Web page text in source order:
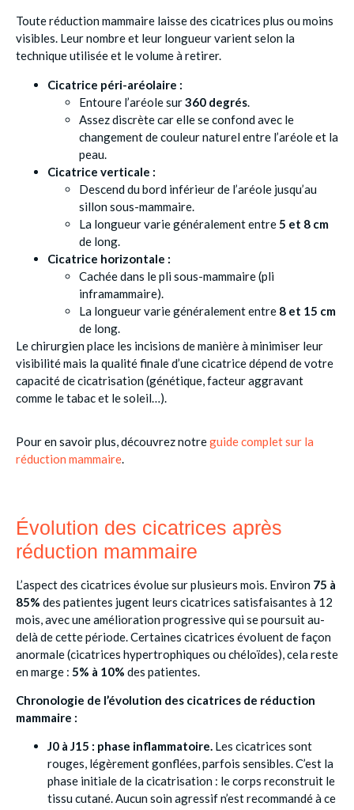
Toute réduction mammaire laisse des cicatrices plus ou moins
visibles. Leur nombre et leur longueur varient selon la
technique utilisée et le volume à retirer.
Cicatrice péri-aréolaire :
Entoure l’aréole sur360 degrés.
Assez discrète car elle se confond avec le
changement de couleur naturel entre l’aréole et la
peau.
Cicatrice verticale :
Descend du bord inférieur de l’aréole jusqu’au
sillon sous-mammaire.
La longueur varie généralement entre5 et 8 cm
de long.
Cicatrice horizontale :
Cachée dans le pli sous-mammaire (pli
inframammaire).
La longueur varie généralement entre 8 et 15 cm
de long.
Le chirurgien place les incisions de manière à minimiser leur
visibilité mais la qualité finale d’une cicatrice dépend de votre
capacité de cicatrisation (génétique, facteur aggravant
comme le tabac et le soleil…).
Pour en savoir plus, découvrez notreguide complet sur la
réduction mammaire.
Évolution des cicatrices après
réduction mammaire
L’aspect des cicatrices évolue sur plusieurs mois. Environ 75 à
85% des patientes jugent leurs cicatrices satisfaisantes à 12
mois, avec une amélioration progressive qui se poursuit au-
delà de cette période. Certaines cicatrices évoluent de façon
anormale (cicatrices hypertrophiques ou chéloïdes), cela reste
en marge : 5% à 10% des patientes.
Chronologie de l’évolution des cicatrices de réduction
mammaire :
J0 à J15 : phase inflammatoire. Les cicatrices sont
rouges, légèrement gonflées, parfois sensibles. C’est la
phase initiale de la cicatrisation : le corps reconstruit le
tissu cutané. Aucun soin agressif n’est recommandé à ce